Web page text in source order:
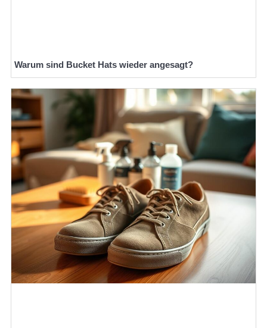
Warum sind Bucket Hats wieder angesagt?